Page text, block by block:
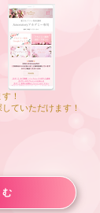
！
ていただけます！